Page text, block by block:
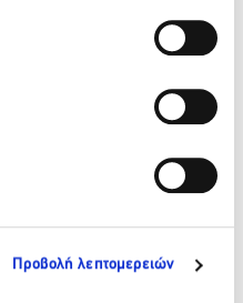
Προβολή λεπτομερειών
Πίσω
ΒΙΚΟΣ στο πλευρό της